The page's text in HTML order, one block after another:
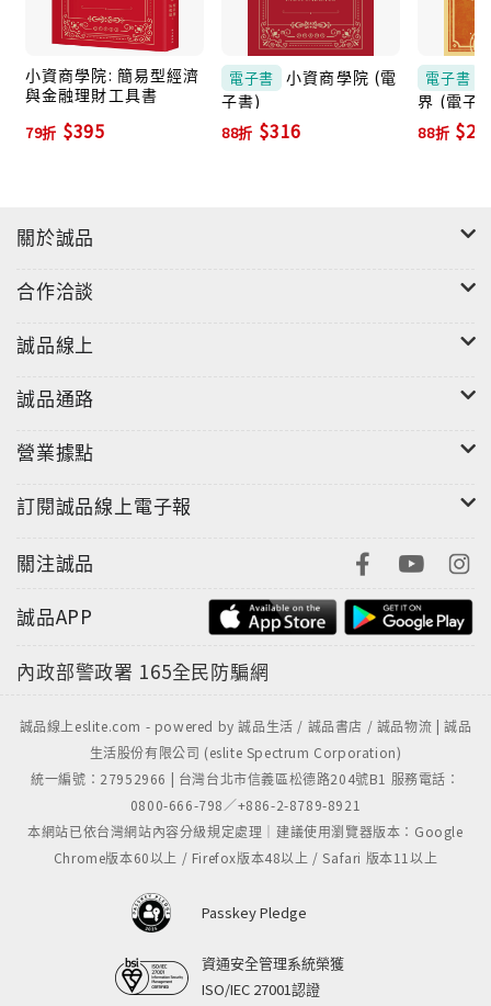
的功課。敗了，要設法賺回來；成了，也得好好守著。
成功投資者，不會短視地只想著眼前的利益，相反的，
他們都有足夠的耐心，等待長期的果實。
上，所觀察、學習、領悟的成功之道。這些成功道理非
可是輸家和贏家之間，往往就是這麼一點點的差距。
作者希望本書能帶給讀者正面影響，一同來到投資的美
麗境界，擁有豐富幸福的人生與投資之路。
◎工作有壓力，千萬別投資！規律生活，是投資成功的
◎學習停損，培養面對虧損的勇氣
◎先理好財，千萬別用借來的錢買股票
◎當你懶得獨立思考，把錢放銀行就好
◎老是賠錢？那就退場休息一下
小資商學院: 簡易型經濟
與金融理財工具書
79折 $395
電子書
小資商學院 (電
子書)
88折 $316
電子書
界 (電子
88折
關於誠品
合作洽談
誠品線上
誠品通路
營業據點
訂閱誠品線上電子報
關注誠品
誠品APP
內政部警政署 165全民防騙網
誠品線上eslite.com - powered by 誠品生活 / 誠品書店 / 誠品物流 | 誠品
生活股份有限公司 (eslite Spectrum Corporation)
統一編號：27952966 | 台灣台北市信義區松德路204號B1 服務電話：
0800-666-798／+886-2-8789-8921
本網站已依台灣網站內容分級規定處理｜建議使用瀏覽器版本：Google
Chrome版本60以上 / Firefox版本48以上 / Safari 版本11以上
Passkey Pledge
資通安全管理系統榮獲
ISO/IEC 27001認證